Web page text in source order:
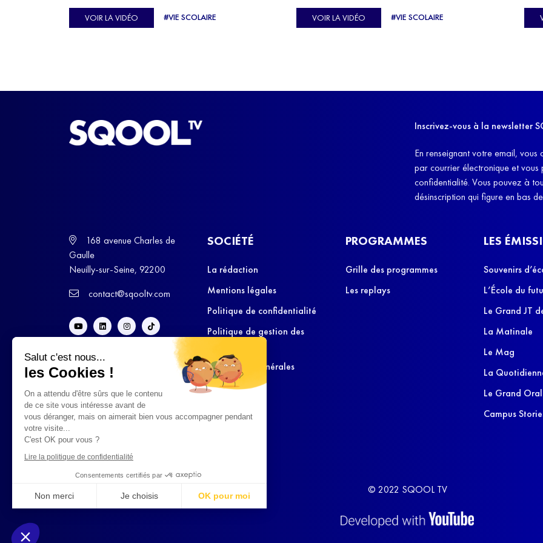
Salut c'est nous...
les Cookies !
On a attendu d'être sûrs que le contenu
de ce site vous intéresse avant de
vous déranger, mais on aimerait bien vous accompagner pendant
votre visite...
C'est OK pour vous ?
Lire la politique de confidentialité
Consentements certifiés par
Non merci Je choisis OK pour moi
Notre plateforme vous permet d'adapter et de gérer vos paramètres de confidentialité, en garantissant la conformité
Ulysse Soriano, vice-champion d'Europe de Horse-
ball, qui a failli abandonner ses études avant de
VOIR LA VIDÉO #VIE SCOLAIRE
C'est l'histoire de nombreux réfugiés, et notamment
celle de Lisa Machukha, que nous vous proposons de
VOIR LA VIDÉO #VIE SCOLAIRE
Inscrivez-vous à la newsletter
En renseignant votre email,
par courrier électronique et
confidentialité. Vous pouvez à
désinscription qui figure en bas
168 avenue Charles de
Gaulle
Neuilly-sur-Seine, 92200
contact@sqooltv.com
SOCIÉTÉ
La rédaction
Mentions légales
Politique de confidentialité
Politique de gestion des
Conditions Générales
d’Utilisation
PROGRAMMES
Grille des programmes
Les replays
LES
Souvenirs
L’École du
Le Grand JT
La Matinale
Le Mag
La
Le Grand Oral
Campus
© 2022 SQOOL TV